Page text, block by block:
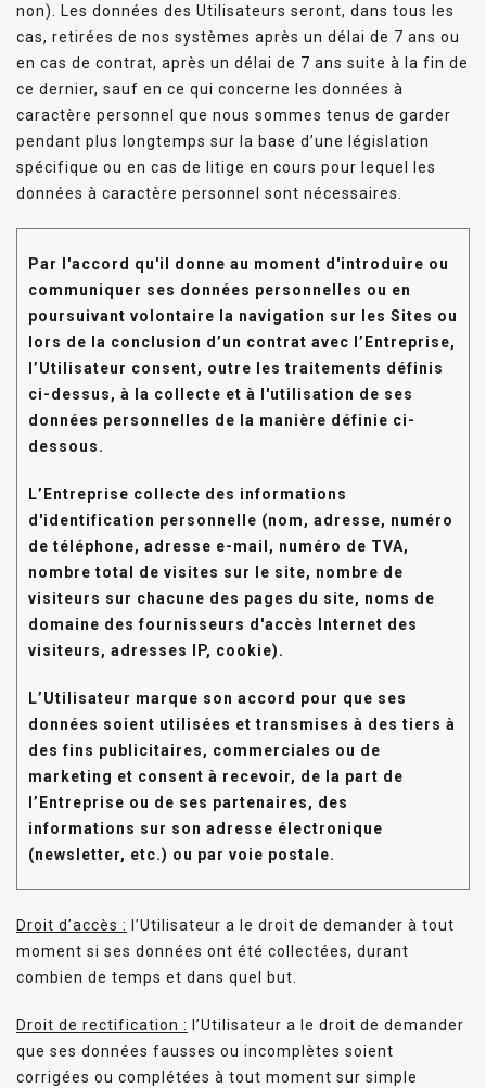
non). Les données des Utilisateurs seront, dans tous les
cas, retirées de nos systèmes après un délai de 7 ans ou
en cas de contrat, après un délai de 7 ans suite à la fin de
ce dernier, sauf en ce qui concerne les données à
caractère personnel que nous sommes tenus de garder
pendant plus longtemps sur la base d’une législation
spécifique ou en cas de litige en cours pour lequel les
données à caractère personnel sont nécessaires.
Par l'accord qu'il donne au moment d'introduire ou
communiquer ses données personnelles ou en
poursuivant volontaire la navigation sur les Sites ou
lors de la conclusion d’un contrat avec l’Entreprise,
l’Utilisateur consent, outre les traitements définis
ci-dessus, à la collecte et à l'utilisation de ses
données personnelles de la manière définie ci-
dessous.
L’Entreprise collecte des informations
d'identification personnelle (nom, adresse, numéro
de téléphone, adresse e-mail, numéro de TVA,
nombre total de visites sur le site, nombre de
visiteurs sur chacune des pages du site, noms de
domaine des fournisseurs d'accès Internet des
visiteurs, adresses IP, cookie).
L’Utilisateur marque son accord pour que ses
données soient utilisées et transmises à des tiers à
des fins publicitaires, commerciales ou de
marketing et consent à recevoir, de la part de
l’Entreprise ou de ses partenaires, des
informations sur son adresse électronique
(newsletter, etc.) ou par voie postale.
Droit d’accès :
l’Utilisateur a le droit de demander à tout
moment si ses données ont été collectées, durant
combien de temps et dans quel but.
Droit de rectification :
l’Utilisateur a le droit de demander
que ses données fausses ou incomplètes soient
corrigées ou complétées à tout moment sur simple